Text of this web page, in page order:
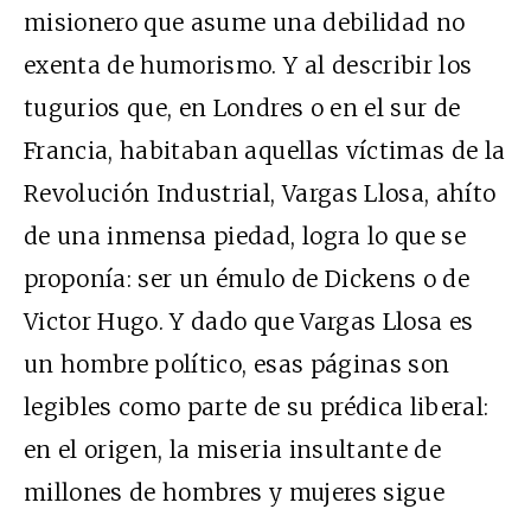
misionero que asume una debilidad no
exenta de humorismo. Y al describir los
tugurios que, en Londres o en el sur de
Francia, habitaban aquellas víctimas de la
Revolución Industrial, Vargas Llosa, ahíto
de una inmensa piedad, logra lo que se
proponía: ser un émulo de Dickens o de
Victor Hugo. Y dado que Vargas Llosa es
un hombre político, esas páginas son
legibles como parte de su prédica liberal:
en el origen, la miseria insultante de
millones de hombres y mujeres sigue